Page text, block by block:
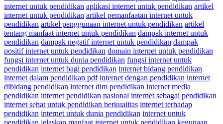
internet untuk pendidikan aplikasi internet untuk pendidikan artikel
internet untuk pendidikan artikel pemanfaatan internet untuk
pendidikan artikel penggunaan internet untuk pendidikan artikel
tentang manfaat internet untuk pendidikan dampak internet untuk
pendidikan dampak negatif internet untuk pendidikan dampak
positif internet untuk pendidikan domain internet untuk pendidikan
fungsi internet untuk dunia pendidikan fungsi internet untuk
pendidikan internet bagi pendidikan internet bidang pendidikan
internet dalam pendidikan pdf internet dengan pendidikan internet
dibidang pendidikan internet dlm pendidikan internet media
pendidikan internet pendidikan nasional internet sebagai pendidikan
internet sehat untuk pendidikan berkualitas internet terhadap
pendidikan internet untuk dunia pendidikan internet untuk
pendidikan jelaskan manfaat internet untuk pendidikan kegunaan